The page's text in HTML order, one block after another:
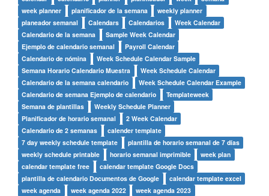
week planner
planificador de la semana
weekly planner
planeador semanal
Calendars Calendarios
Week Calendar
Calendario de la semana
Sample Week Calendar
Ejemplo de calendario semanal
Payroll Calendar
Calendario de nómina
Week Schedule Calendar Sample
Semana Horario Calendario Muestra
Week Schedule Calendar
Calendario de la semana calendario
Week Schedule Calendar Example
Calendario de semana Ejemplo de calendario
Templateweek
Semana de plantillas
Weekly Schedule Planner
Planificador de horario semanal
2 Week Calendar
Calendario de 2 semanas
calender template
7 day weekly schedule template
plantilla de horario semanal de 7 días
weekly schedule printable
horario semanal imprimible
week plan
calendar template free
calendar template Google Docs
plantilla de calendario Documentos de Google
calendar template excel
week agenda
week agenda 2022
week agenda 2023